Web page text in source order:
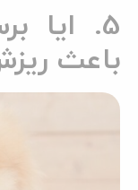
5. ایا
باعث